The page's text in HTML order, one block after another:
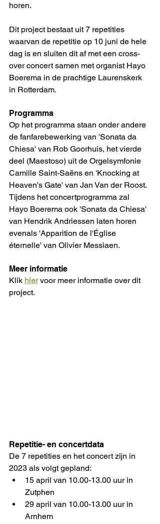
horen.
Dit project bestaat uit 7 repetities
waarvan de repetitie op 10 juni de hele
dag is en sluiten dit af met een cross-
over concert samen met organist Hayo
Boerema in de prachtige Laurenskerk
in Rotterdam.
Programma
Op het programma staan onder andere
de fanfarebewerking van 'Sonata da
Chiesa' van Rob Goorhuis, het vierde
deel (Maestoso) uit de Orgelsymfonie
Camille Saint-Saëns en 'Knocking at
Heaven's Gate' van Jan Van der Roost.
Tijdens het concertprogramma zal
Hayo Boerema ook 'Sonata da Chiesa'
van Hendrik Andriessen laten horen
evenals 'Apparition de l'Église
éternelle' van Olivier Messiaen.
Meer informatie
Klik hier voor meer informatie over dit
project.
Repetitie- en concertdata
De 7 repetities en het concert zijn in
2023 als volgt gepland:
15 april van 10.00-13.00 uur in
Zutphen
29 april van 10.00-13.00 uur in
Arnhem